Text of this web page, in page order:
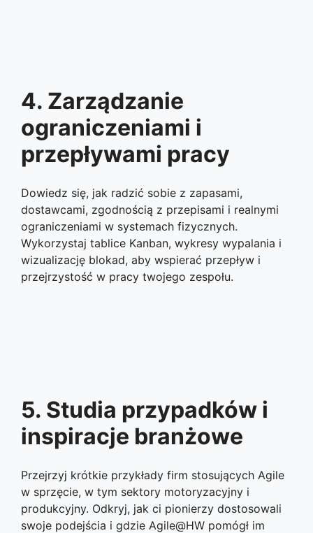
4. Zarządzanie
ograniczeniami i
przepływami pracy
Dowiedz się, jak radzić sobie z zapasami,
dostawcami, zgodnością z przepisami i realnymi
ograniczeniami w systemach fizycznych.
Wykorzystaj tablice Kanban, wykresy wypalania i
wizualizację blokad, aby wspierać przepływ i
przejrzystość w pracy twojego zespołu.
5. Studia przypadków i
inspiracje branżowe
Przejrzyj krótkie przykłady firm stosujących Agile
w sprzęcie, w tym sektory motoryzacyjny i
produkcyjny. Odkryj, jak ci pionierzy dostosowali
swoje podejścia i gdzie Agile@HW pomógł im